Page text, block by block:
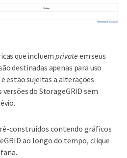
que incluemprivate em seus
destinadas apenas para uso
estão sujeitas a alterações
versões do StorageGRID sem
construídos contendo gráficos
ao longo do tempo, clique